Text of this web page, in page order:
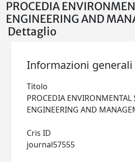
PROCEDIA
ENGINEERING AND
Dettaglio
Informazioni generali
Titolo
PROCEDIA ENVIRONMENTAL
Cris ID